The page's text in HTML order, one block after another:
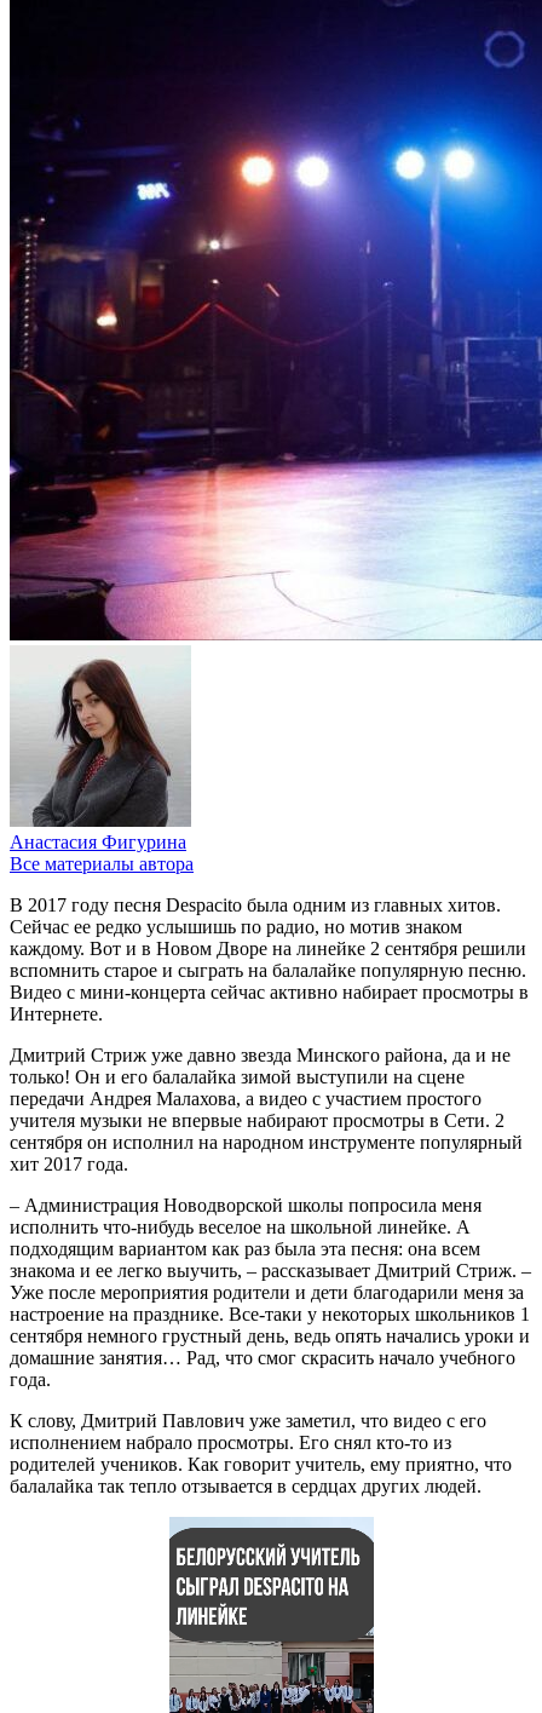
Анастасия Фигурина
Все материалы автора
В 2017 году песня Despacito была одним из главных хитов.
Сейчас ее редко услышишь по радио, но мотив знаком
каждому. Вот и в Новом Дворе на линейке 2 сентября решили
вспомнить старое и сыграть на балалайке популярную песню.
Видео с мини-концерта сейчас активно набирает просмотры в
Интернете.
Дмитрий Стриж уже давно звезда Минского района, да и не
только! Он и его балалайка зимой выступили на сцене
передачи Андрея Малахова, а видео с участием простого
учителя музыки не впервые набирают просмотры в Сети. 2
сентября он исполнил на народном инструменте популярный
хит 2017 года.
– Администрация Новодворской школы попросила меня
исполнить что-нибудь веселое на школьной линейке. А
подходящим вариантом как раз была эта песня: она всем
знакома и ее легко выучить, – рассказывает Дмитрий Стриж. –
Уже после мероприятия родители и дети благодарили меня за
настроение на празднике. Все-таки у некоторых школьников 1
сентября немного грустный день, ведь опять начались уроки и
домашние занятия… Рад, что смог скрасить начало учебного
года.
К слову, Дмитрий Павлович уже заметил, что видео с его
исполнением набрало просмотры. Его снял кто-то из
родителей учеников. Как говорит учитель, ему приятно, что
балалайка так тепло отзывается в сердцах других людей.